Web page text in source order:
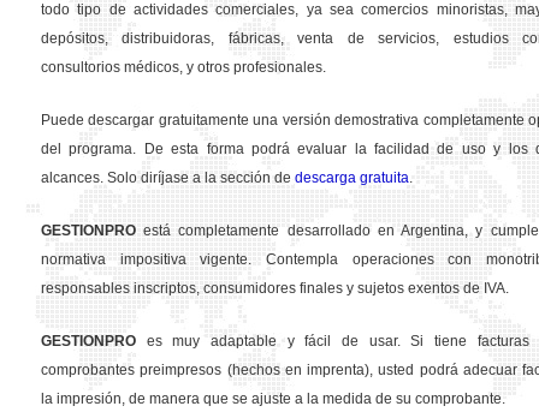
todo tipo de actividades comerciales, ya sea comercios minoristas,
depósitos, distribuidoras, fábricas, venta de servicios, estudios
consultorios médicos, y otros profesionales.
Puede descargar gratuitamente una versión demostrativa completamente
del programa. De esta forma podrá evaluar la facilidad de uso y los
alcances. Solo diríjase a la sección de descarga gratuita.
GESTION PRO está completamente desarrollado en Argentina, y
normativa impositiva vigente. Contempla operaciones con
responsables inscriptos, consumidores finales y sujetos exentos de IVA.
GESTION PRO es muy adaptable y fácil de usar. Si tiene facturas
comprobantes preimpresos (hechos en imprenta), usted podrá adecuar
la impresión, de manera que se ajuste a la medida de su comprobante.